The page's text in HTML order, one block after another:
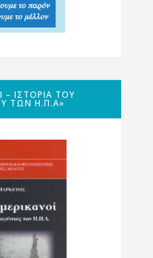
– ΙΣΤΟΡΊΑ ΤΟΥ
ΤΩΝ Η.Π.Α»